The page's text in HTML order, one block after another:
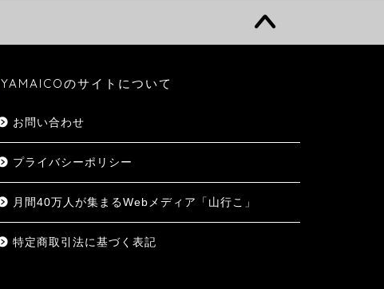
YAMAICOのサイトについて
お問い合わせ
プライバシーポリシー
月間40万人が集まるWebメディア「山行こ」
特定商取引法に基づく表記